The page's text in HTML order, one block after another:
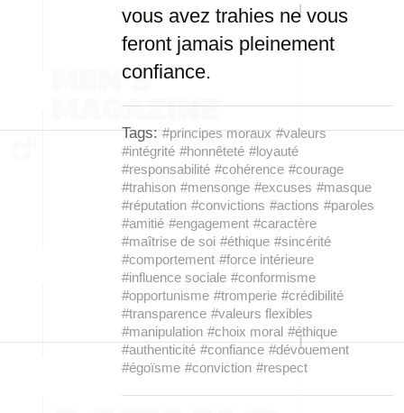
vous avez trahies ne vous
feront jamais pleinement
confiance.
Tags: #principes moraux #valeurs
#intégrité #honnêteté #loyauté
#responsabilité #cohérence #courage
#trahison #mensonge #excuses #masque
#réputation #convictions #actions #paroles
#amitié #engagement #caractère
#maîtrise de soi #éthique #sincérité
#comportement #force intérieure
#influence sociale #conformisme
#opportunisme #tromperie #crédibilité
#transparence #valeurs flexibles
#manipulation #choix moral #éthique
#authenticité #confiance #dévouement
#égoïsme #conviction #respect